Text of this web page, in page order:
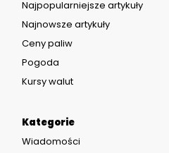
Kategorie
Wiadomości
Najpopularniejsze artykuły
Najnowsze artykuły
Ceny paliw
Pogoda
Kursy walut